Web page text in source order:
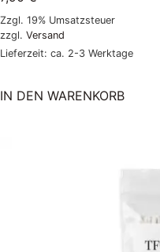
Zzgl. 19% Umsatzsteuer
zzgl. Versand
Lieferzeit: ca. 2-3 Werktage
IN DEN WARENKORB